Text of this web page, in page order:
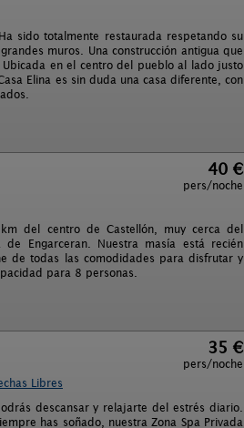
sido totalmente restaurada respetando su
muros. Una construcción antigua que
en el centro del pueblo al lado justo
Elina es sin duda una casa diferente, con
40 €
pers/noche
del centro de Castellón, muy cerca del
Engarceran. Nuestra masía está recién
de todas las comodidades para disfrutar y
para 8 personas.
35 €
pers/noche
Libres
descansar y relajarte del estrés diario.
has soñado, nuestra Zona Spa Privada